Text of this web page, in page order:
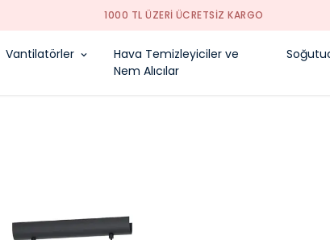
1000 TL ÜZERI ÜCRETSIZ KARGO
Vantilatörler
Hava Temizleyiciler ve
Nem Alıcılar